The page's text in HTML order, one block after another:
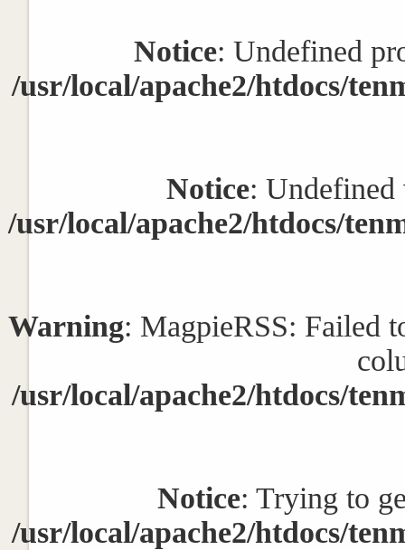
Notice: Undefined
/usr/local/apache2/htdocs/
Notice: Undefined
/usr/local/apache2/htdocs/
Warning: MagpieRSS: Failed
/usr/local/apache2/htdocs/
Notice: Trying to
/usr/local/apache2/htdocs/